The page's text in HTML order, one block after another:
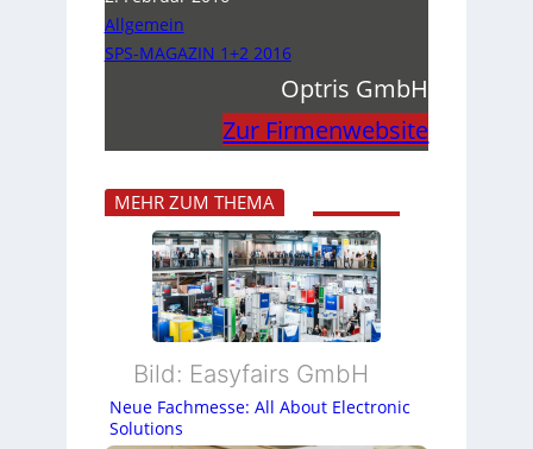
Allgemein
SPS-MAGAZIN 1+2 2016
Optris GmbH
Zur Firmenwebsite
MEHR ZUM THEMA
Bild: Easyfairs GmbH
Neue Fachmesse: All About Electronic
Solutions